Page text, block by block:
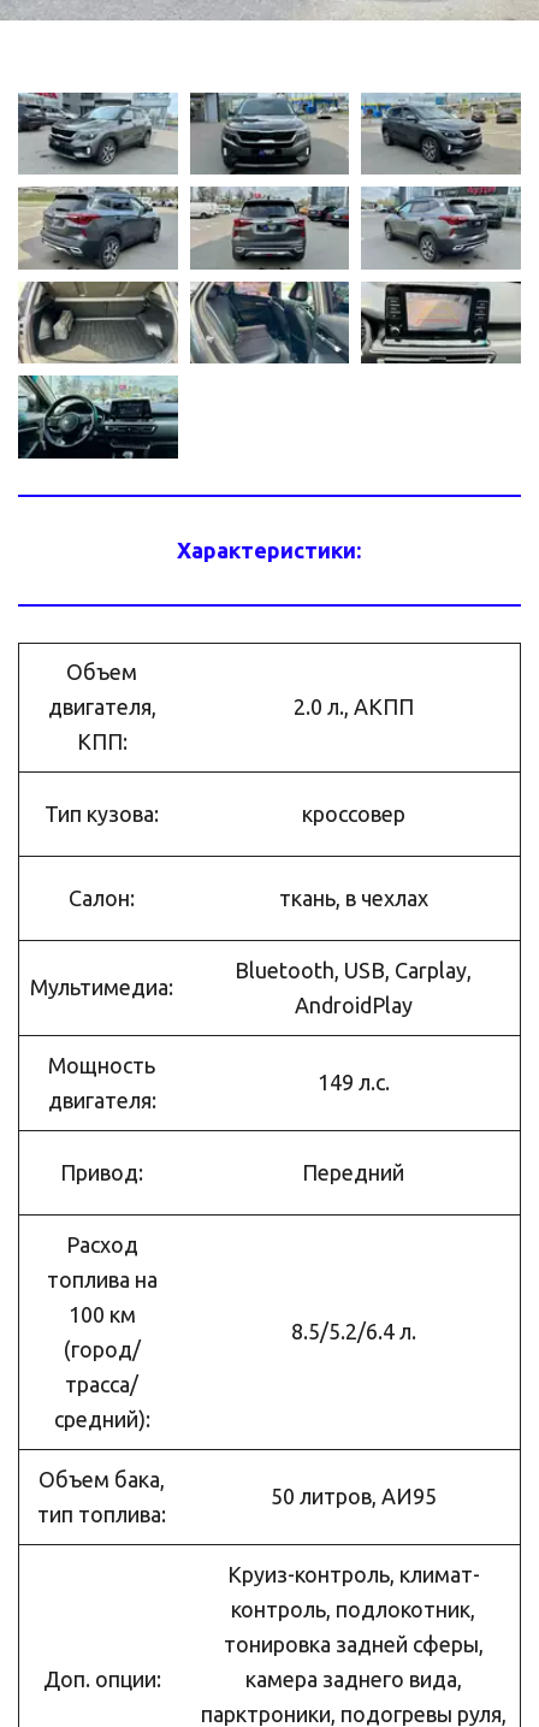
Характеристики:
Объем
двигателя,
КПП:
2.0 л., АКПП
Тип кузова: кроссовер
Салон: ткань, в чехлах
Мультимедиа:
Bluetooth, USB, Carplay,
AndroidPlay
Мощность
двигателя:
149 л.с.
Привод: Передний
Расход
топлива на
100 км
(город/
трасса/
средний):
8.5/5.2/6.4 л.
Объем бака,
тип топлива:
50 литров, АИ95
Доп. опции:
Круиз-контроль, климат-
контроль, подлокотник,
тонировка задней сферы,
камера заднего вида,
парктроники, подогревы руля,